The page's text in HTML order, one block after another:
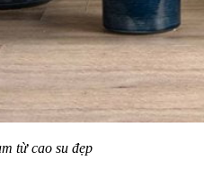
từ cao su đẹp